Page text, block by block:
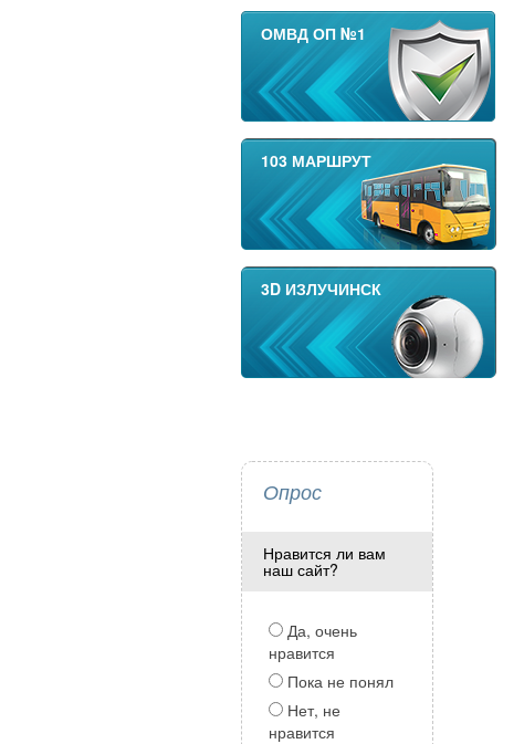
ОМВД ОП №1
103 МАРШРУТ
3D ИЗЛУЧИНСК
Опрос
Нравится ли вам
наш сайт?
Да, очень
нравится
Пока не понял
Нет, не
нравится